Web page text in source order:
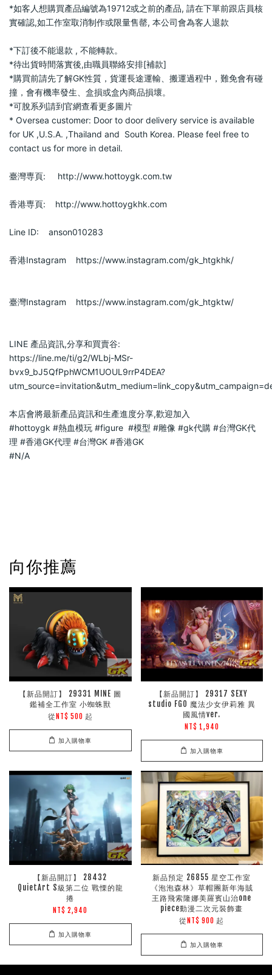
*如客人想購買產品編號為19712或之前的產品, 請在下單前跟店員核
實確認,如工作室取消制作或限量售罄, 本公司會為客人退款
*下訂後不能退款 , 不能轉款。
*待出貨時間落實後,由職員聯絡安排[補款]
*購買前請先了解GK性質，貨運長途運輸、搬運過程中，難免會有碰
撞，會有機率發生、盒損或盒內商品損壞。
*可脫系列請到官網查看更多圖片
* Oversea customer: Door to door delivery service is available
for UK ,U.S.A. ,Thailand and  South Korea. Please feel free to
contact us for more in detail.
臺灣専頁:     http://www.hottoygk.com.tw
香港専頁:    http://www.hottoygkhk.com
Line ID:    anson010283
香港Instagram    https://www.instagram.com/gk_htgkhk/
臺灣Instagram    https://www.instagram.com/gk_htgktw/
LINE 產品資訊,分享和買賣谷:
https://line.me/ti/g2/WLbj-MSr-
bvx9_bJ5QfPphWCM1UOUL9rrP4DEA?
本店會將最新產品資訊和生產進度分享,歡迎加入
#hottoygk #熱血模玩 #figure #模型 #雕像 #gk代購 #台灣GK代
理 #香港GK代理 #台灣GK #香港GK
#N/A
向你推薦
【新品開訂】 29331 MINE 圖
鑑補全工作室 小蜘蛛獸
從 NT$ 500 起
加入購物車
【新品開訂】 29317 SEXY
studio FGO 魔法少女伊莉雅 異
國風情ver.
NT$ 1,940
加入購物車
【新品開訂】 28432
QuietArt S級第二位 戰慄的龍
捲
NT$ 2,940
加入購物車
新品預定 26855 星空工作室
《泡泡森林》草帽團新年海賊
王路飛索隆娜美羅賓山治one
piece動漫二次元裝飾畫
從 NT$ 900 起
加入購物車